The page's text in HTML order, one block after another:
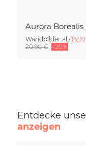
Wandbilder ab
20,90 € -20%
Entdecke
anzeigen